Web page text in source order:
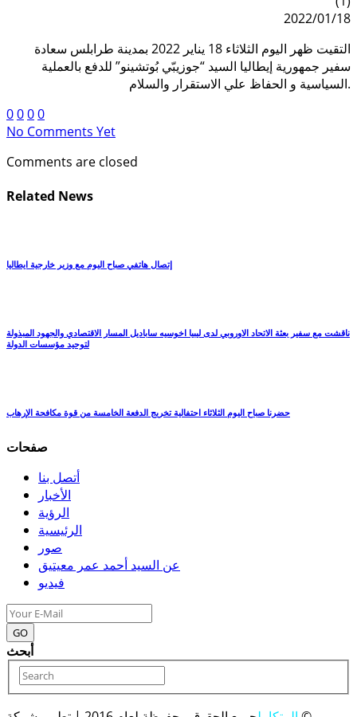
2022/01/18
التقيت ظهر اليوم الثلاثاء 18 يناير 2022 بمدينة طرابلس سعادة
سفير جمهورية إيطاليا السيد “جوزيبّي بُوتشينو” للدفع بالعملية
السياسية و الحفاظ علي الاستقرار والسلام.
0000
No Comments Yet
Comments are closed
Related News
إتصال هاتفي صباح اليوم مع وزير خارجية ايطاليا
ناقشت مع سفير بعثة الاتحاد الاوروبي لدى ليبيا اخوسيه ساباديل المسار الاقتصادي والجهود المبذولة
لتوحيد مؤسسات الدولة
حضرنا صباح اليوم الثلاثاء احتفالية تخريج الدفعة الخامسة من قوة مكافحة الإرهاب
صفحات
أتصل بنا
الأخبار
الرؤية
الرئيسية
صور
عن السيد أحمد عمر معيتيق
فيديو
GO
أبحث